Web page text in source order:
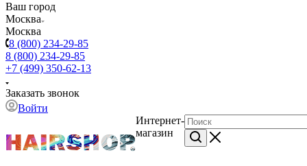
Ваш город
Москва
Москва
8 (800) 234-29-85
8 (800) 234-29-85
+7 (499) 350-62-13
Заказать звонок
Войти
Интернет-
магазин